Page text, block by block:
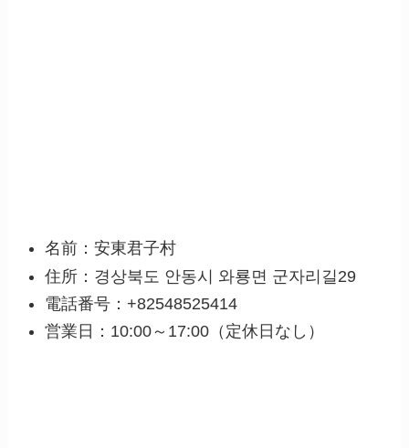
名前：安東君子村
住所：경상북도 안동시 와룡면 군자리길29
電話番号：+82548525414
営業日：10:00～17:00（定休日なし）